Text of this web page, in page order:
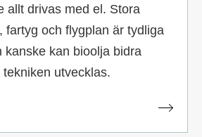
allt drivas med el. Stora
fartyg och flygplan är tydliga
kanske kan bioolja bidra
utvecklas.